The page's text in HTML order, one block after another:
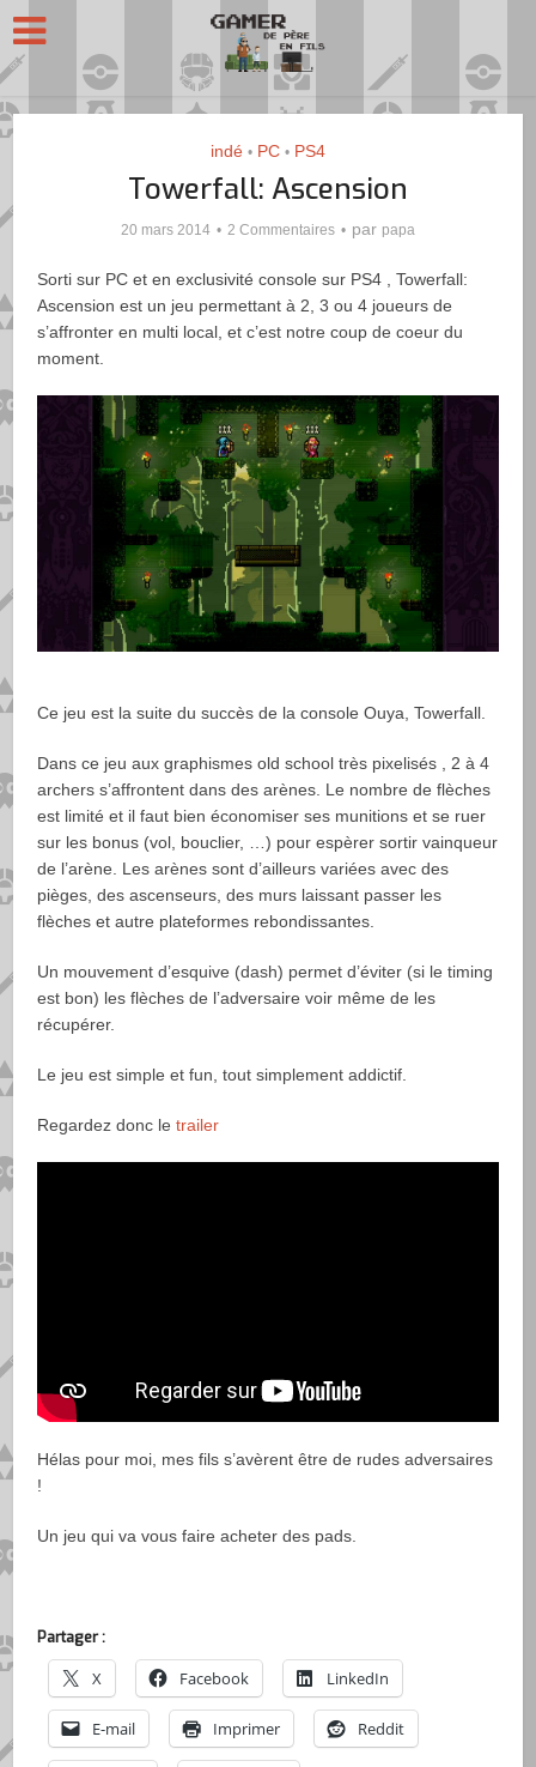
indé • PC • PS4
Towerfall: Ascension
20 mars 2014 2 Commentaires par papa
Sorti sur PC et en exclusivité console sur PS4 , Towerfall:
Ascension est un jeu permettant à 2, 3 ou 4 joueurs de
s’affronter en multi local, et c’est notre coup de coeur du
moment.
Ce jeu est la suite du succès de la console Ouya, Towerfall.
Dans ce jeu aux graphismes old school très pixelisés , 2 à 4
archers s’affrontent dans des arènes. Le nombre de flèches
est limité et il faut bien économiser ses munitions et se ruer
sur les bonus (vol, bouclier, …) pour espèrer sortir vainqueur
de l’arène. Les arènes sont d’ailleurs variées avec des
pièges, des ascenseurs, des murs laissant passer les
flèches et autre plateformes rebondissantes.
Un mouvement d’esquive (dash) permet d’éviter (si le timing
est bon) les flèches de l’adversaire voir même de les
récupérer.
Le jeu est simple et fun, tout simplement addictif.
Regardez donc letrailer
Hélas pour moi, mes fils s’avèrent être de rudes adversaires
!
Un jeu qui va vous faire acheter des pads.
Partager :
X Facebook LinkedIn
E-mail Imprimer Reddit